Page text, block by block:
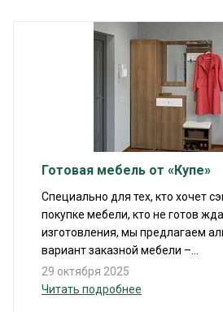
Готовая мебель от «Купе»
Специально для тех, кто хочет
покупке мебели, кто не готов
изготовления, мы предлагаем
вариант заказной мебели –...
29 октября 2025
Читать подробнее